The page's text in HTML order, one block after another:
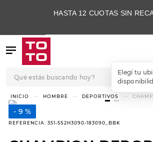
HASTA 12 CUOTAS SIN
HOMBRE DEPORTIVOS
9 %
REFERENCIA: 351-5S2H3090-183090_BBK
BUSCADOS
1